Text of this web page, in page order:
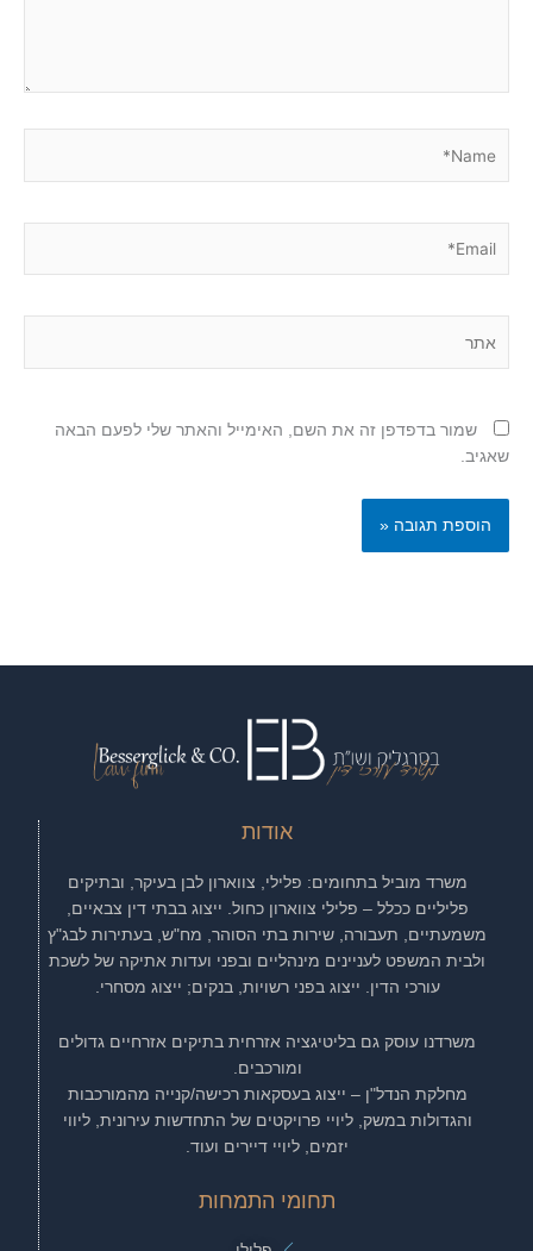
שמור בדפדפן זה את השם, האימייל והאתר שלי לפעם הבאה
שאגיב.
אודות
משרד מוביל בתחומים: פלילי, צווארון לבן בעיקר, ובתיקים
פליליים ככלל – פלילי צווארון כחול. ייצוג בבתי דין צבאיים,
משמעתיים, תעבורה, שירות בתי הסוהר, מח"ש, בעתירות לבג"ץ
ולבית המשפט לעניינים מינהליים ובפני ועדות אתיקה של לשכת
עורכי הדין. ייצוג בפני רשויות, בנקים; ייצוג מסחרי.
משרדנו עוסק גם בליטיגציה אזרחית בתיקים אזרחיים גדולים
ומורכבים.
מחלקת הנדל"ן – ייצוג בעסקאות רכישה/קנייה מהמורכבות
והגדולות במשק, ליויי פרויקטים של התחדשות עירונית, ליווי
יזמים, ליויי דיירים ועוד.
תחומי התמחות